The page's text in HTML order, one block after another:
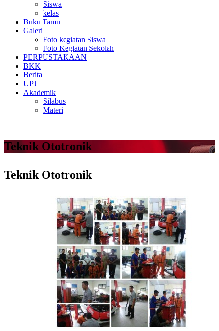
Siswa
kelas
Buku Tamu
Galeri
Foto kegiatan Siswa
Foto Kegiatan Sekolah
PERPUSTAKAAN
BKK
Berita
UPJ
Akademik
Silabus
Materi
Teknik Ototronik
Teknik Ototronik